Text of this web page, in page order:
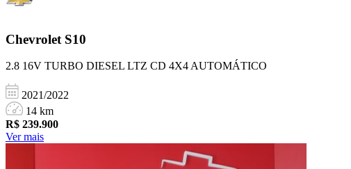
Chevrolet S10
2.8 16V TURBO DIESEL LTZ CD 4X4 AUTOMÁTICO
2021/2022
14 km
R$ 239.900
Ver mais